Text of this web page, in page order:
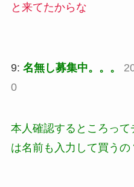
と来てたからな
9: 名無し募集中。。。
0
本人確認するところっ
は名前も入力して買うの